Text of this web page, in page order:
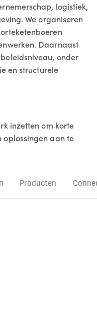
logistiek,
We organiseren
Daarnaast
onder
en structurele
inzetten om korte
oplossingen aan te
Producten